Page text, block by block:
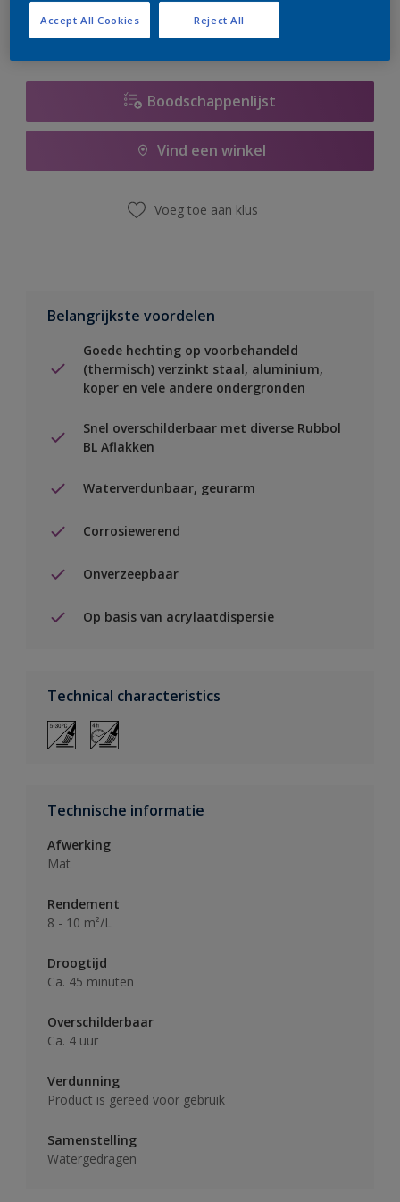
Boodschappenlijst
Vind een winkel
Voeg toe aan klus
Belangrijkste voordelen
Goede hechting op voorbehandeld
(thermisch) verzinkt staal, aluminium,
koper en vele andere ondergronden
Snel overschilderbaar met diverse Rubbol
BL Aflakken
Waterverdunbaar, geurarm
Corrosiewerend
Onverzeepbaar
Op basis van acrylaatdispersie
Technical characteristics
Technische informatie
Afwerking
Mat
Rendement
8 - 10 m²/L
Droogtijd
Ca. 45 minuten
Overschilderbaar
Ca. 4 uur
Verdunning
Product is gereed voor gebruik
Samenstelling
Watergedragen
Reject All
Accept All Cookies